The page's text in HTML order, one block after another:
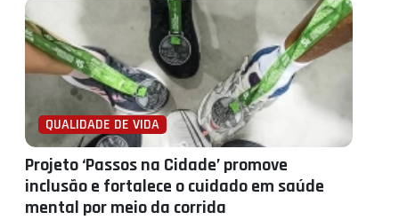
QUALIDADE DE VIDA
Projeto ‘Passos na Cidade’ promove
inclusão e fortalece o cuidado em saúde
mental por meio da corrida